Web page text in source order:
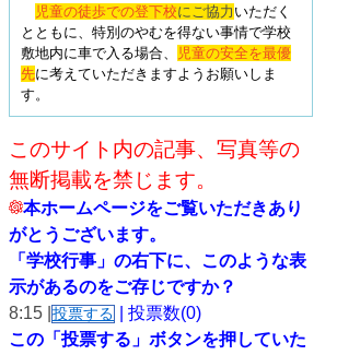
児童の徒歩での登下校にご協力 いただく
とともに、特別のやむを得ない事情で学校
敷地内に車で入る場合、
児童の安全を最優
先に考えていただきますようお願いしま
す。
このサイト内の記事、写真等の
無断掲載を禁じます。
本ホームページをご覧いただきあり
がとうございます。
「学校行事」の右下に、このような表
示があるのをご存じですか？
8:15 | 投票する
| 投票数(0)
この「投票する」ボタンを押していた